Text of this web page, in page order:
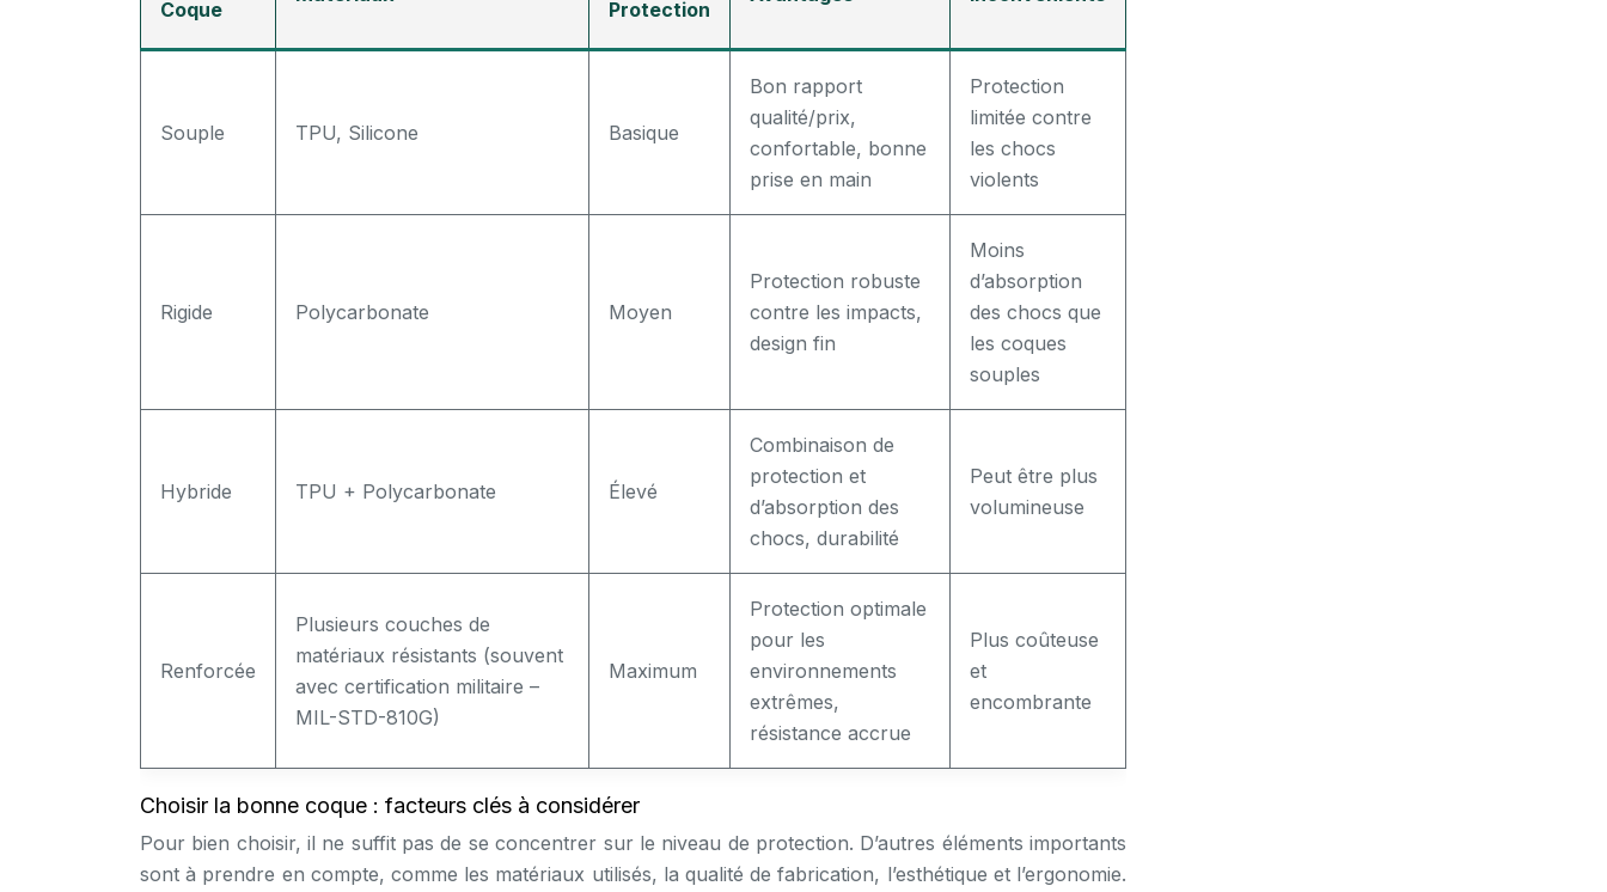
Coque
Protection
Souple TPU, Silicone Basique
Bon rapport
qualité/prix,
confortable, bonne
prise en main
Protection
limitée contre
les chocs
violents
Rigide Polycarbonate Moyen
Protection robuste
contre les impacts,
design fin
Moins
d’absorption
des chocs que
les coques
souples
Hybride TPU + Polycarbonate Élevé
Combinaison de
protection et
d’absorption des
chocs, durabilité
Peut être plus
volumineuse
Renforcée
Plusieurs couches de
matériaux résistants (souvent
avec certification militaire –
MIL-STD-810G)
Maximum
Protection optimale
pour les
environnements
extrêmes,
résistance accrue
Plus coûteuse
et
encombrante
Choisir la bonne coque : facteurs clés à considérer
Pour bien choisir, il ne suffit pas de se concentrer sur le niveau de protection. D’autres éléments importants
sont à prendre en compte, comme les matériaux utilisés, la qualité de fabrication, l’esthétique et l’ergonomie.